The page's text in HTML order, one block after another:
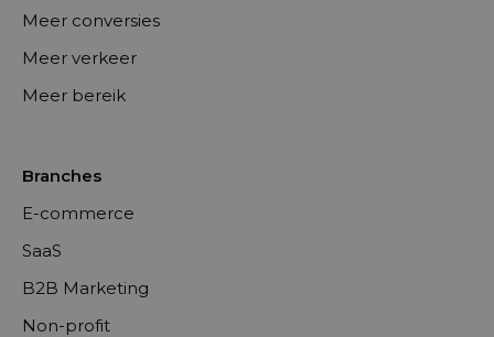
Meer conversies
Meer verkeer
Meer bereik
Branches
E-commerce
SaaS
B2B Marketing
Non-profit